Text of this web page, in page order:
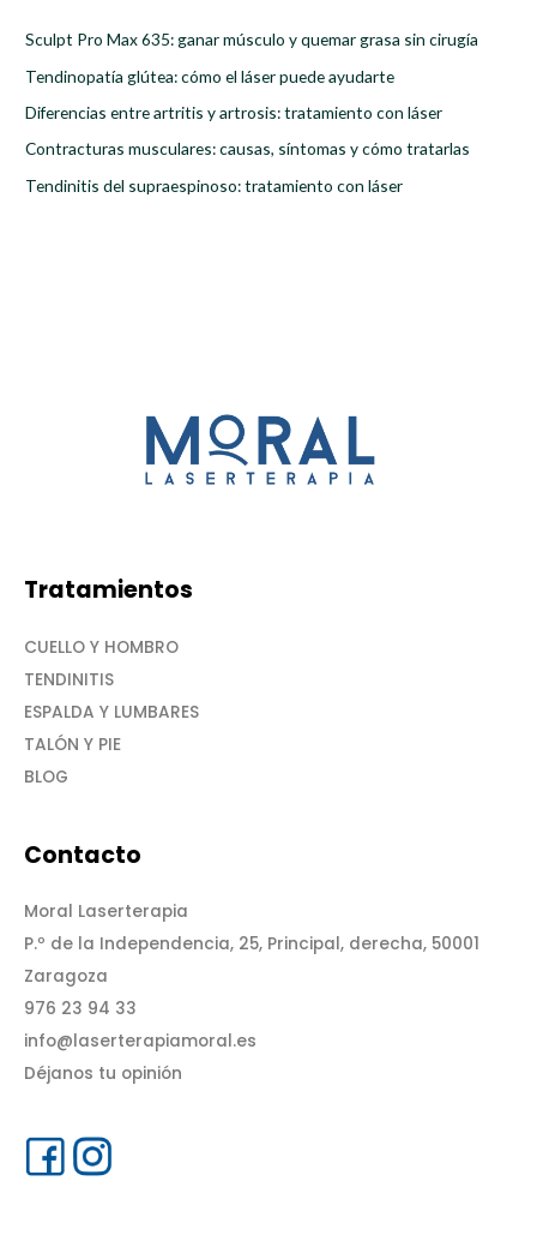
p
o
r
:
Sculpt Pro Max 635: ganar músculo y quemar grasa sin cirugía
Tendinopatía glútea: cómo el láser puede ayudarte
Diferencias entre artritis y artrosis: tratamiento con láser
Contracturas musculares: causas, síntomas y cómo tratarlas
Tendinitis del supraespinoso: tratamiento con láser
Tratamientos
CUELLO Y HOMBRO
TENDINITIS
ESPALDA Y LUMBARES
TALÓN Y PIE
BLOG
Contacto
Moral Laserterapia
P.º de la Independencia, 25, Principal, derecha, 50001
Zaragoza
976 23 94 33
info@laserterapiamoral.es
Déjanos tu opinión